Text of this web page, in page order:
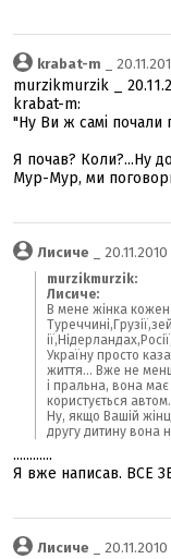
krabat-m _
murzikmurzik _
krabat-m:
"Ну Ви ж самі почали
Я почав? Коли?...Ну
Мур-Мур, ми
Лисиче _
murzikmurzik:
Лисиче:
В мене жінка кожен
Україну просто
життя... Вже не
і пральна, вона
користується
Ну, якщо Вашій
другу дитину вона
............
Я вже написав. ВСЕ
Лисиче _ 20.11.2010